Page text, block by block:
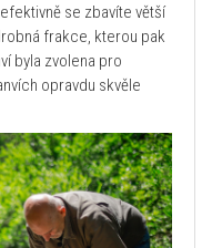
se zbavíte větší
frakce, kterou pak
byla zvolena pro
opravdu skvěle